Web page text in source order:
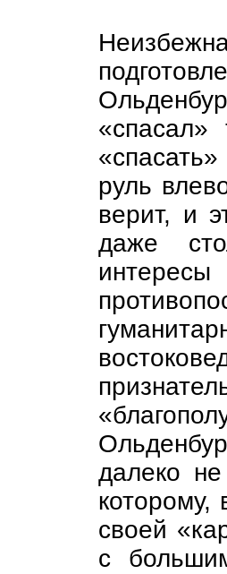
руль
верит, и
даже
далеко
которому,
своей
с